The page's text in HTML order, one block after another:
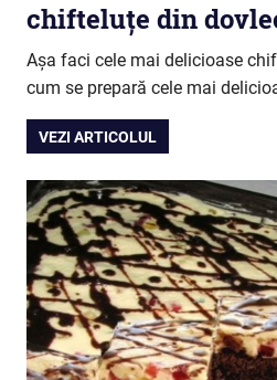
chifteluțe din
Așa faci cele mai delicioase
cum se prepară cele mai
VEZI ARTICOLUL